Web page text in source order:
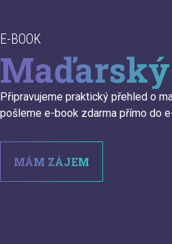
E-BOOK
Připravujeme praktický přehled o
pošleme e-book zdarma přímo do
MÁM ZÁJEM